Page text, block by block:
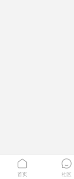

首页

社区